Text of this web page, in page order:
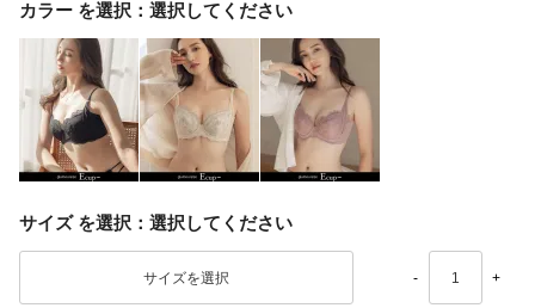
カラー 選択してください
サイズ 選択してください
- +